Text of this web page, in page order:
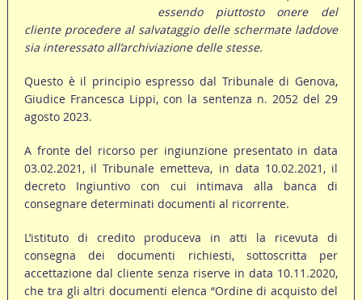
essendo piuttosto onere del
cliente procedere al salvataggio delle schermate laddove
sia interessato all’archiviazione delle stesse.
Questo è il principio espresso dal Tribunale di Genova,
Giudice Francesca Lippi, con la sentenza n. 2052 del 29
agosto 2023.
A fronte del ricorso per ingiunzione presentato in data
03.02.2021, il Tribunale emetteva, in data 10.02.2021, il
decreto Ingiuntivo con cui intimava alla banca di
consegnare determinati documenti al ricorrente.
L’istituto di credito produceva in atti la ricevuta di
consegna dei documenti richiesti, sottoscritta per
accettazione dal cliente senza riserve in data 10.11.2020,
che tra gli altri documenti elenca “Ordine di acquisto del